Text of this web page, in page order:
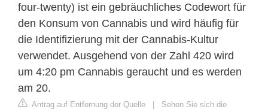
four-twenty) ist ein gebräuchliches Codewort für
den Konsum von Cannabis und wird häufig für
die Identifizierung mit der Cannabis-Kultur
verwendet. Ausgehend von der Zahl 420 wird
um 4:20 pm Cannabis geraucht und es werden
am 20.
Antrag auf Entfernung der Quelle | Sehen Sie sich die